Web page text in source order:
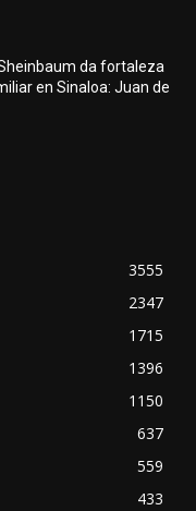
da fortaleza
en Sinaloa: Juan de
3555
2347
1715
1396
1150
637
559
433